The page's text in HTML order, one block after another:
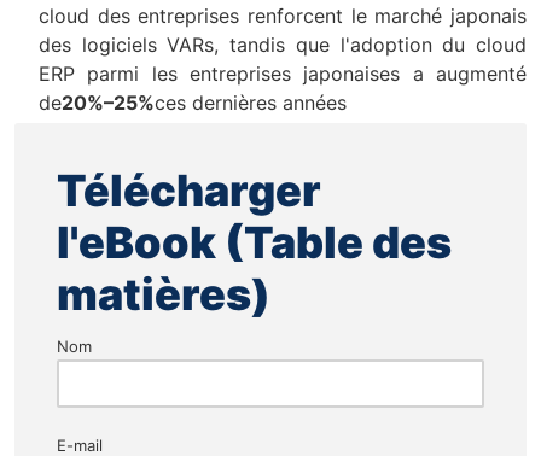
cloud des entreprises renforcent le marché japonais
des logiciels VARs, tandis que l'adoption du cloud
ERP parmi les entreprises japonaises a augmenté
de20%–25%ces dernières années
Télécharger
l'eBook (Table des
matières)
Nom
E-mail